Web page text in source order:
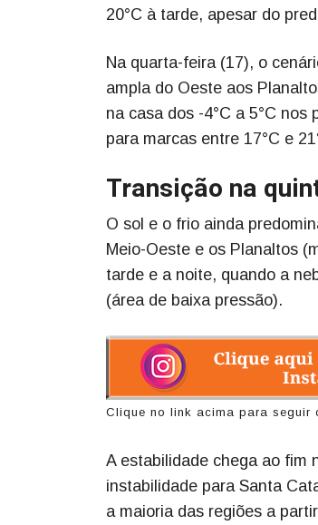
20°C à tarde, apesar do
Na quarta-feira (17), o
ampla do Oeste aos
na casa dos -4°C a 5°C
para marcas entre 17°C e
Transição na
O sol e o frio ainda
Meio-Oeste e os Planaltos
tarde e a noite, quando a
(área de baixa pressão).
Clique no link acima para seguir
A estabilidade chega ao fim
instabilidade para Santa
a maioria das regiões a